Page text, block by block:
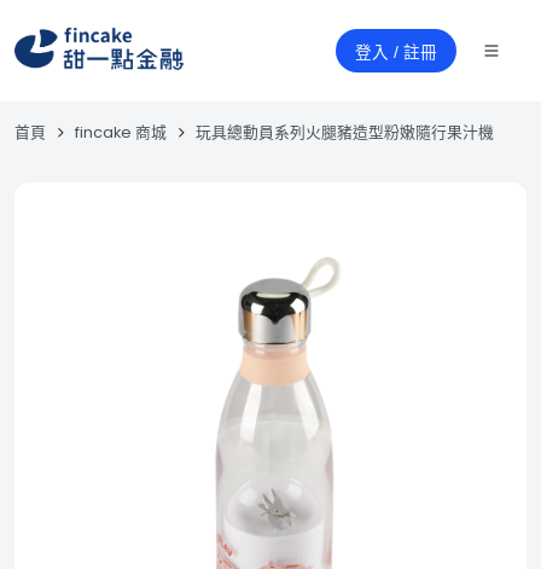
登入 / 註冊
首頁 fincake 商城 玩具總動員系列火腿豬造型粉嫩隨行果汁機